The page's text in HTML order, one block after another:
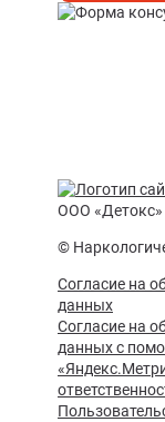
ООО «Детокс»
©
Согласие на
данных
Согласие на
данных с